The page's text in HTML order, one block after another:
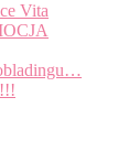
Vita